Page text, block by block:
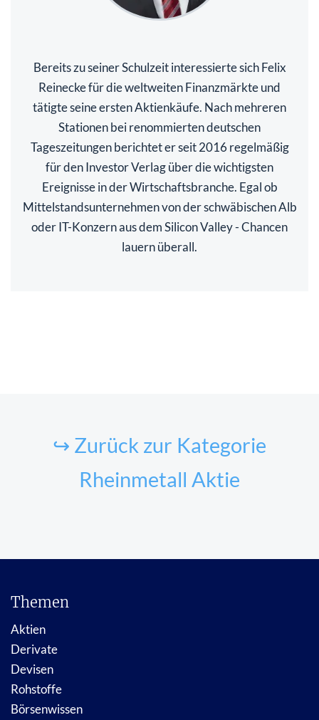
Bereits zu seiner Schulzeit interessierte sich Felix
Reinecke für die weltweiten Finanzmärkte und
tätigte seine ersten Aktienkäufe. Nach mehreren
Stationen bei renommierten deutschen
Tageszeitungen berichtet er seit 2016 regelmäßig
für den Investor Verlag über die wichtigsten
Ereignisse in der Wirtschaftsbranche. Egal ob
Mittelstandsunternehmen von der schwäbischen Alb
oder IT-Konzern aus dem Silicon Valley - Chancen
lauern überall.
↪ Zurück zur Kategorie
Rheinmetall Aktie
Themen
Aktien
Derivate
Devisen
Rohstoffe
Börsenwissen